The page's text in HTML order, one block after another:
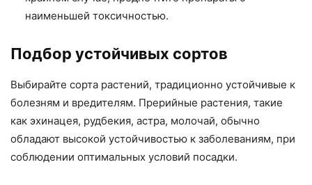
наименьшей токсичностью.
Подбор устойчивых сортов
Выбирайте сорта растений, традиционно устойчивые к
болезням и вредителям. Прерийные растения, такие
как эхинацея, рудбекия, астра, молочай, обычно
обладают высокой устойчивостью к заболеваниям, при
соблюдении оптимальных условий посадки.